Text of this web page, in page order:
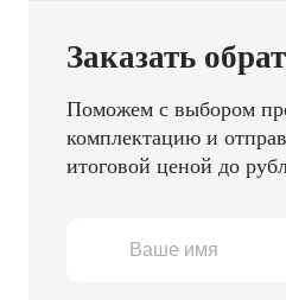
Заказать
Поможем с выбором
комплектацию и
итоговой ценой до